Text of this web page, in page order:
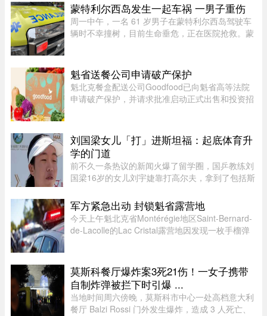
蒙特利尔西岛发生一起车祸 一男子重伤
周一中午，一名 61 岁男子在蒙特利尔西岛驾驶车
辆时不幸撞树，目前生命垂危，正在医院抢救。蒙
道（介于 Avro 街与 Hy ...
魁省送餐公司申请破产保护
魁北克餐盒配送公司Goodfood已向魁省高等法院
申请破产保护，并请求批准启动正式出售和投资招
Chabot Inc.担任监督机构。此 ...
刘国梁女儿「打」进斯坦福：起底体育升
学的门道
前不久一条热议的新闻火爆了留学圈，国乒教练刘
国梁16岁的女儿刘宇婕靠打高尔夫，拿到了包括斯
说，从6月15日那天开始，她每晚都要花上一到两
个小时，接美国大学高尔夫校队 ...
军方紧急出动 封锁魁省露营地
今天上午魁北克省Montérégie地区Saint-Bernard-
de-Lacolle的Lac Cristal露营地因发现一枚手榴弹
历史，目前对露营者没有 ...
莫斯科餐厅爆炸案3死21伤！一女子携带
自制炸弹被拦下时引爆 ...
当地时间周六傍晚，莫斯科市中心一处高档意大利
餐厅 Balzi Rossi 门外发生爆炸，造成 3 人死亡、